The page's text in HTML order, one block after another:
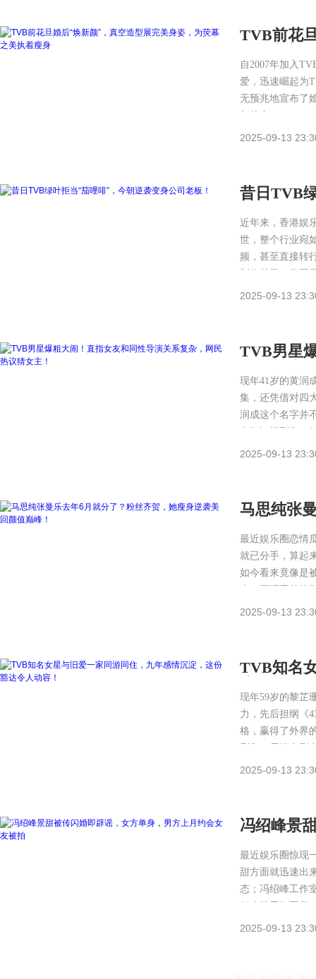
TVB前花
自2007年加入
爱，迅速崛起为
无预兆地宣布了
2025-09-13
昔日TVB
近年来，香港娱
世，整个行业宛
频，甚至直接转
2025-09-13
TVB男星
现年41岁的黄润
集，还凭借对四
润成这个名字并
2025-09-13
马思纯张
最近娱乐圈恋情
就已分手，算起
如今看来竟像是
2025-09-13
TVB知名
现年59岁的黎芷
力，先后担纲《
格，赢得了外界
2025-09-13
冯绍峰景
最近娱乐圈惊现
甜方面就迅速出
态；冯绍峰工作
2025-09-13